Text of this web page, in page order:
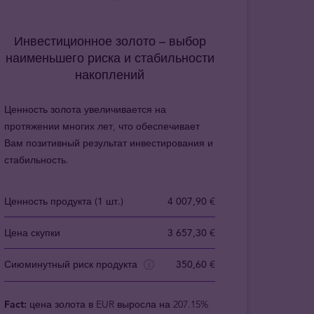
Инвестиционное золото – выбор
наименьшего риска и стабильности
накоплений
Ценность золота увеличивается на
протяжении многих лет, что обеспечивает
Вам позитивный результат инвестирования и
стабильность.
Ценность продукта (1 шт.) 4 007,90 €
Цена скупки 3 657,30 €
Сиюминутный риск продукта 350,60 €
Fact: цена золота в EUR выросла на 207.15%